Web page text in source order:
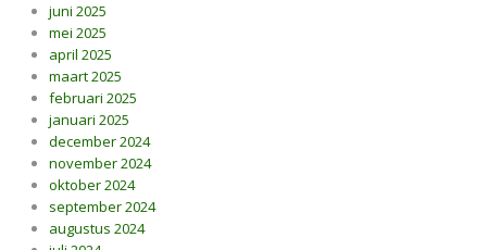
juni 2025
mei 2025
april 2025
maart 2025
februari 2025
januari 2025
december 2024
november 2024
oktober 2024
september 2024
augustus 2024